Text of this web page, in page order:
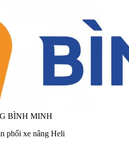
BÌNH MINH
phối xe nâng Heli